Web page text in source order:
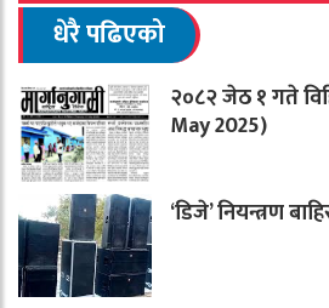
धेरै पढिएको
२०८२ जेठ १ गते
May 2025)
‘डिजे’ नियन्त्रण